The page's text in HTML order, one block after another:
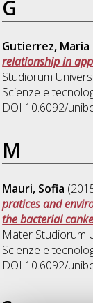
G
Gutierrez, Maria
relationship in
Studiorum
Scienze e
DOI 10.6092/
M
Mauri, Sofia
pratices and
the bacterial
Mater Studiorum
Scienze e
DOI 10.6092/